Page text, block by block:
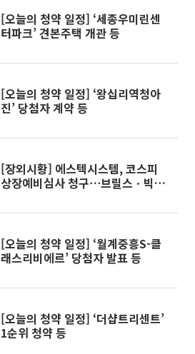
[오늘의 청약 일정] ‘세종우미린센
터파크’ 견본주택 개관 등
[오늘의 청약 일정] ‘왕십리역청아
진’ 당첨자 계약 등
[장외시황] 에스텍시스템, 코스피
상장예비심사 청구⋯브릴스ㆍ빅웨
[오늘의 청약 일정] ‘월계중흥S-클
래스리비에르’ 당첨자 발표 등
[오늘의 청약 일정] ‘더샵트리센트’
1순위 청약 등